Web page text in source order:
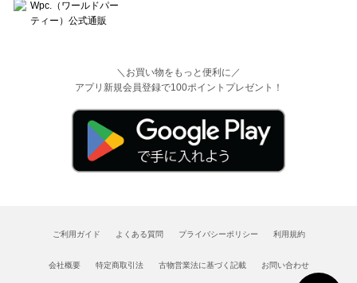
＼お買い物をもっと便利に／
アプリ新規会員登録で100ポイントプレゼント！
ご利用ガイド よくある質問 プライバシーポリシー 利用規約
会社概要 特定商取引法 古物営業法に基づく記載 お問い合わせ